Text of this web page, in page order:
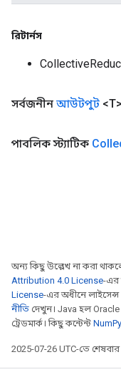
রিটার্নস
সর্বজনীন আউটপুট <T>
পাবলিক স্ট্যাটিক
অন্য কিছু উল্লেখ না করা
Attribution 4.0 License-এর
License-এর অধীনে
নীতি দেখুন। Java হল Oracle
ট্রেডমার্ক। কিছু কন্টেন্ট
2025-07-26 UTC-তে